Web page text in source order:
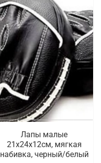
Лапы малые
21х24х12см, мягкая
набивка, черный/белый